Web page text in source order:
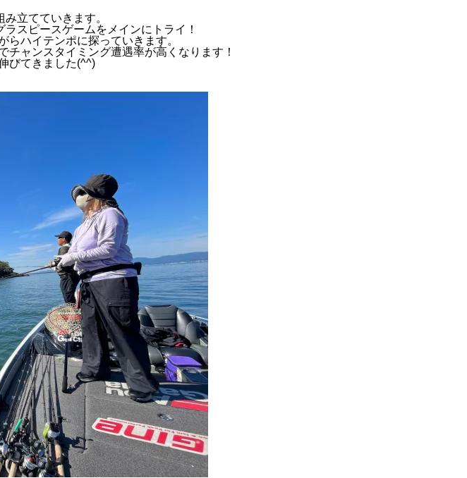
立てていきます。
スピースゲームをメインにトライ！
ハイテンポに探っていきます。
ャンスタイミング遭遇率が高くなります！
びてきました(^^)